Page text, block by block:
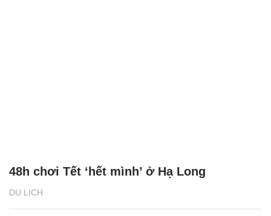
DU LỊCH
48h chơi Tết ‘hết mình’ ở Hạ Long